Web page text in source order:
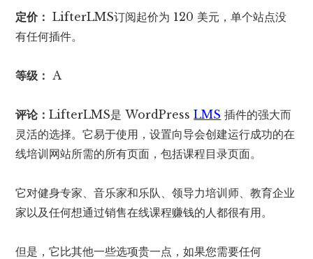
定价： LifterLMS订阅起价为 120 美元，单个站点没
有任何插件。
等级： A
评论：LifterLMS是 WordPressLMS 插件的强大而
灵活的选择。它易于使用，设置向导会创建运行成功的在
线培训网站所需的所有页面，包括课程目录页面。
它对健身专家、音乐家和乐队、领导力培训师、教育企业
家以及任何想通过销售在线课程赚钱的人都很有用。
但是，它比其他一些选项贵一点，如果您需要任何